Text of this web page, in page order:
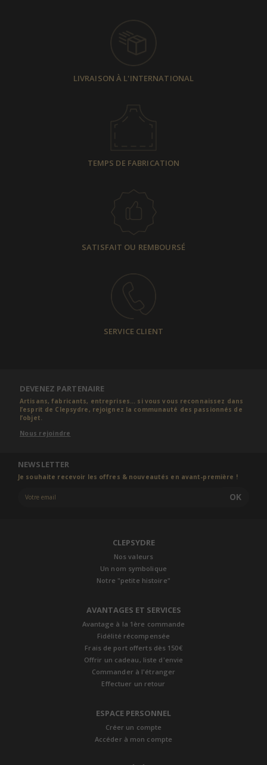
LIVRAISON À L'INTERNATIONAL
TEMPS DE FABRICATION
SATISFAIT OU REMBOURSÉ
SERVICE CLIENT
DEVENEZ PARTENAIRE
Artisans, fabricants, entreprises... si vous vous reconnaissez dans
l’esprit de Clepsydre, rejoignez la communauté des passionnés de
l’objet.
Nous rejoindre
NEWSLETTER
Je souhaite recevoir les offres & nouveautés en avant-première !
OK
CLEPSYDRE
Nos valeurs
Un nom symbolique
Notre "petite histoire"
AVANTAGES ET SERVICES
Avantage à la 1ère commande
Fidélité récompensée
Frais de port offerts dès 150€
Offrir un cadeau, liste d'envie
Commander à l'étranger
Effectuer un retour
ESPACE PERSONNEL
Créer un compte
Accéder à mon compte